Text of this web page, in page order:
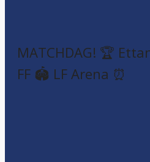
MATCHDAG! 🏆
FF 🏟️ LF Arena ⏰